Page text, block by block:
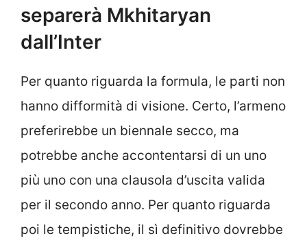
separerà Mkhitaryan
dall’Inter
Per quanto riguarda la formula, le parti non
hanno difformità di visione. Certo, l’armeno
preferirebbe un biennale secco, ma
potrebbe anche accontentarsi di un uno
più uno con una clausola d’uscita valida
per il secondo anno. Per quanto riguarda
poi le tempistiche, il sì definitivo dovrebbe